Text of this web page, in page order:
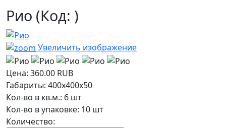
Рио (Код: )
Увеличить изображение
Цена: 360.00 RUB
Габариты: 400х400х50
Кол-во в кв.м.: 6 шт
Кол-во в упаковке: 10 шт
Количество: